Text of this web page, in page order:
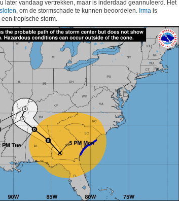
later vandaag vertrekken, maar is inderdaad geannuleerd. Het
, om de stormschade te kunnen beoordelen. Irma is
tropische storm.